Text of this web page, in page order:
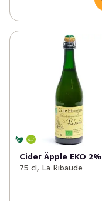
Cider Äpple EKO 2%
75 cl, La Ribaude